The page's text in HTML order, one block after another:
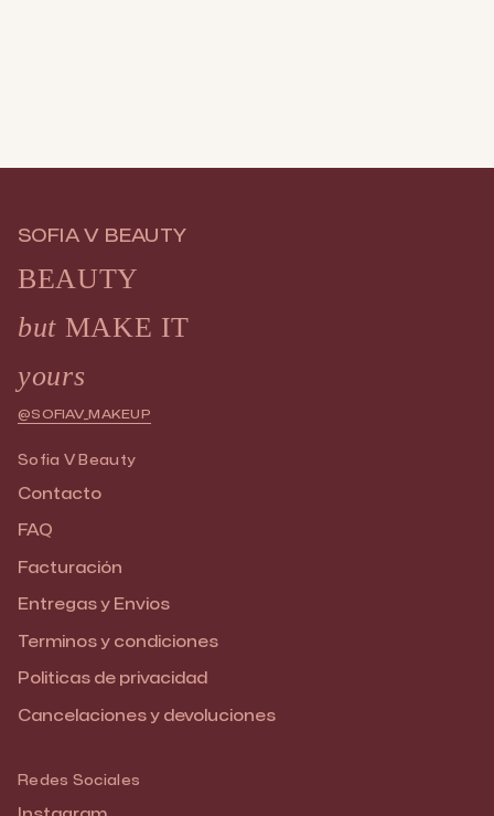
SOFIA V BEAUTY
BEAUTY
butMAKE IT
yours
@SOFIAV_MAKEUP
Sofia V Beauty
Contacto
FAQ
Facturación
Entregas y Envios
Terminos y condiciones
Politicas de privacidad
Cancelaciones y devoluciones
Redes Sociales